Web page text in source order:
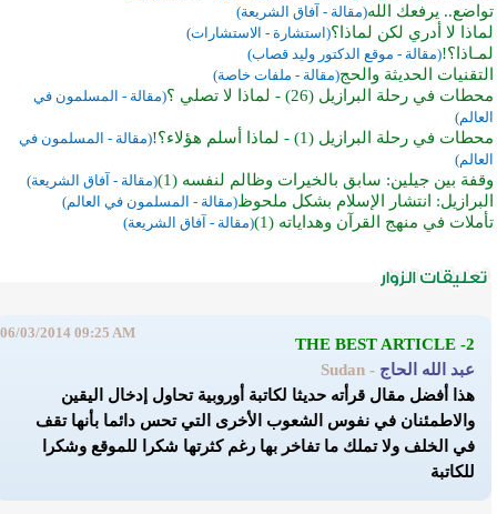
تواضع.. يرفعك الله(مقالة - آفاق الشريعة)
لماذا لا أدري لكن لماذا؟(استشارة - الاستشارات)
لمـاذا؟!(مقالة - موقع الدكتور وليد قصاب)
التقنيات الحديثة والحج(مقالة - ملفات خاصة)
محطات في رحلة البرازيل (26) - لماذا لا تصلي ؟
(مقالة - المسلمون في
العالم)
محطات في رحلة البرازيل (1) - لماذا أسلم هؤلاء؟!
(مقالة - المسلمون في
العالم)
وقفة بين جيلين: سابق بالخيرات وظالم لنفسه (1) (مقالة - آفاق الشريعة)
البرازيل: انتشار الإسلام بشكل ملحوظ(مقالة - المسلمون في العالم)
تأملات في منهج القرآن وهداياته (1) (مقالة - آفاق الشريعة)
2- THE BEST ARTICLE
عبد الله الحاج - Sudan
06/03/2014 09:25 AM
هذا أفضل مقال قرأته حديثا لكاتبة أوروبية تحاول إدخال اليقين
والاطمئنان في نفوس الشعوب الأخرى التي تحس دائما بأنها تقف
في الخلف ولا تملك ما تفاخر بها رغم كثرتها شكرا للموقع وشكرا
للكاتبة